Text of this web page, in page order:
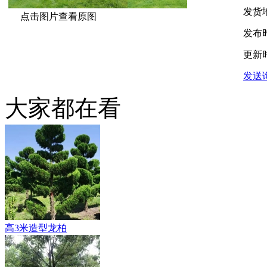
点击图片查看原图 发货
发布
更新
发送
大家都在看
高3米造型龙柏